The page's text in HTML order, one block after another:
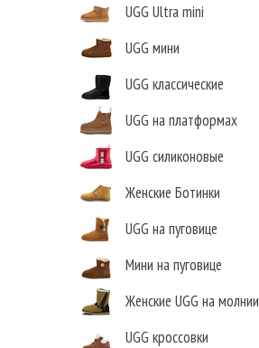
UGG Ultra mini
UGG мини
UGG классические
UGG на платформах
UGG силиконовые
Женские Ботинки
UGG на пуговице
Мини на пуговице
Женские UGG на молнии
UGG кроссовки